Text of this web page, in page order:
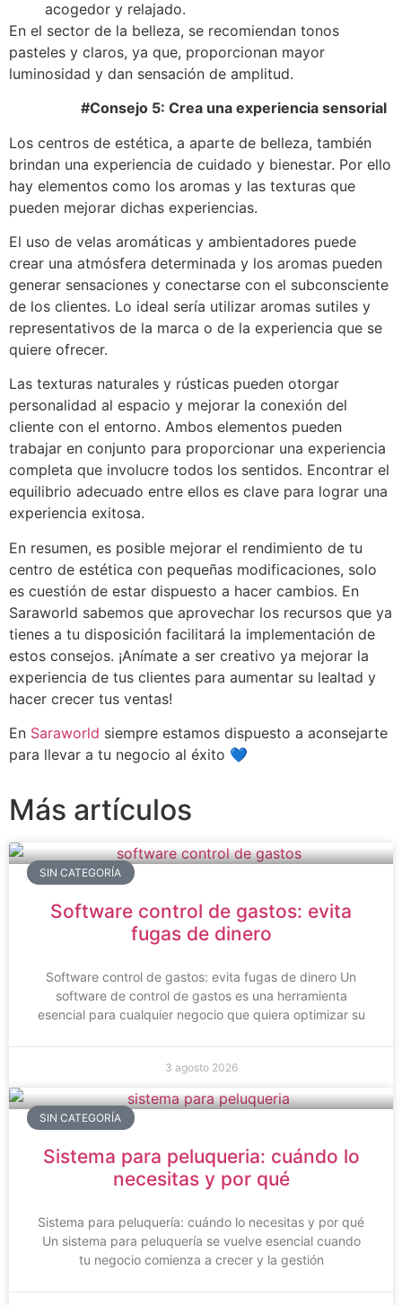
acogedor y relajado.
En el sector de la belleza, se recomiendan tonos
pasteles y claros, ya que, proporcionan mayor
luminosidad y dan sensación de amplitud.
#Consejo 5: Crea una experiencia sensorial
Los centros de estética, a aparte de belleza, también
brindan una experiencia de cuidado y bienestar. Por ello
hay elementos como los aromas y las texturas que
pueden mejorar dichas experiencias.
El uso de velas aromáticas y ambientadores puede
crear una atmósfera determinada y los aromas pueden
generar sensaciones y conectarse con el subconsciente
de los clientes. Lo ideal sería utilizar aromas sutiles y
representativos de la marca o de la experiencia que se
quiere ofrecer.
Las texturas naturales y rústicas pueden otorgar
personalidad al espacio y mejorar la conexión del
cliente con el entorno. Ambos elementos pueden
trabajar en conjunto para proporcionar una experiencia
completa que involucre todos los sentidos. Encontrar el
equilibrio adecuado entre ellos es clave para lograr una
experiencia exitosa.
En resumen, es posible mejorar el rendimiento de tu
centro de estética con pequeñas modificaciones, solo
es cuestión de estar dispuesto a hacer cambios. En
Saraworld sabemos que aprovechar los recursos que ya
tienes a tu disposición facilitará la implementación de
estos consejos. ¡Anímate a ser creativo ya mejorar la
experiencia de tus clientes para aumentar su lealtad y
hacer crecer tus ventas!
En Saraworld siempre estamos dispuesto a aconsejarte
para llevar a tu negocio al éxito 💙
Más artículos
SIN CATEGORÍA
Software control de gastos: evita
fugas de dinero
Software control de gastos: evita fugas de dinero Un
software de control de gastos es una herramienta
esencial para cualquier negocio que quiera optimizar su
3 agosto 2026
SIN CATEGORÍA
Sistema para peluqueria: cuándo lo
necesitas y por qué
Sistema para peluquería: cuándo lo necesitas y por qué
Un sistema para peluquería se vuelve esencial cuando
tu negocio comienza a crecer y la gestión